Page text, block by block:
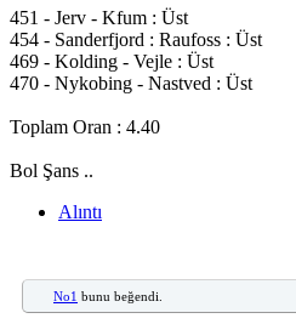
451 - Jerv - Kfum : Üst
454 - Sanderfjord : Raufoss : Üst
469 - Kolding - Vejle : Üst
470 - Nykobing - Nastved : Üst
Toplam Oran : 4.40
Bol Şans ..
Alıntı
No1 bunu beğendi.